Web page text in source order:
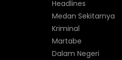
Headlines
Medan Sekitarnya
Kriminal
Martabe
Dalam Negeri